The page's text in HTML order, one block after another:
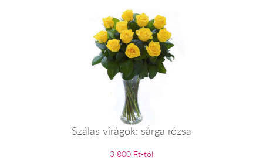
Szálas virágok: sárga rózsa
3 800 Ft-tól